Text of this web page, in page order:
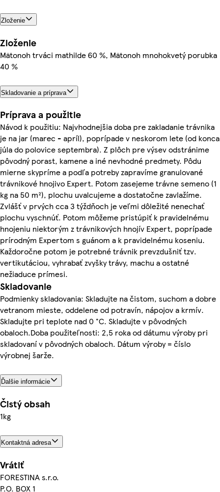
Zloženie
Zloženie
Mätonoh trváci mathilde 60 %, Mätonoh mnohokvetý porubka
40 %
Skladovanie a príprava
Príprava a použitie
Návod k použitiu: Najvhodnejšia doba pre zakladanie trávnika
je na jar (marec - apríl), poprípade v neskorom lete (od konca
júla do polovice septembra). Z plôch pre výsev odstránime
pôvodný porast, kamene a iné nevhodné predmety. Pôdu
mierne skypríme a podľa potreby zapravíme granulované
trávnikové hnojivo Expert. Potom zasejeme trávne semeno (1
kg na 50 m²), plochu uvalcujeme a dostatočne zavlažíme.
Zvlášť v prvých cca 3 týždňoch je veľmi dôležité nenechať
plochu vyschnúť. Potom môžeme pristúpiť k pravidelnému
hnojeniu niektorým z trávnikových hnojív Expert, poprípade
prírodným Expertom s guánom a k pravidelnému koseniu.
Každoročne potom je potrebné trávnik prevzdušniť tzv.
vertikutáciou, vyhrabať zvyšky trávy, machu a ostatné
nežiaduce prímesi.
Skladovanie
Podmienky skladovania: Skladujte na čistom, suchom a dobre
vetranom mieste, oddelene od potravín, nápojov a krmív.
Skladujte pri teplote nad 0 °C. Skladujte v pôvodných
obaloch.Doba použiteľnosti: 2,5 roka od dátumu výroby pri
skladovaní v pôvodných obaloch. Dátum výroby = číslo
výrobnej šarže.
Ďalšie informácie
Čistý obsah
1kg
Kontaktná adresa
Vrátiť
FORESTINA s.r.o.
P.O. BOX 1